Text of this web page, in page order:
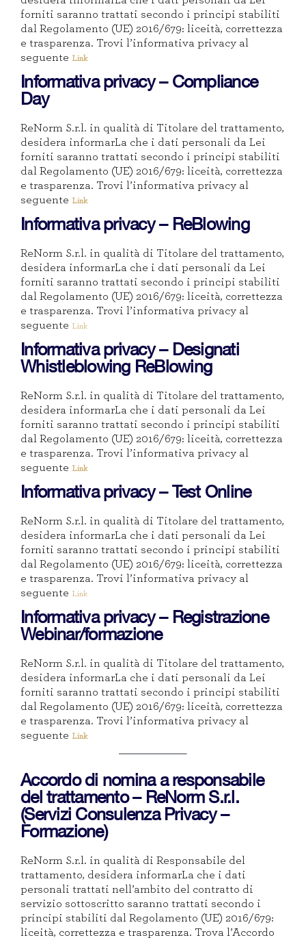
forniti saranno trattati secondo i principi stabiliti
dal Regolamento (UE) 2016/679: liceità, correttezza
e trasparenza. Trovi l’informativa privacy al
seguente Link
Informativa privacy – Compliance
Day
ReNorm S.r.l. in qualità di Titolare del trattamento,
desidera informarLa che i dati personali da Lei
forniti saranno trattati secondo i principi stabiliti
dal Regolamento (UE) 2016/679: liceità, correttezza
e trasparenza. Trovi l’informativa privacy al
seguente Link
Informativa privacy – ReBlowing
ReNorm S.r.l. in qualità di Titolare del trattamento,
desidera informarLa che i dati personali da Lei
forniti saranno trattati secondo i principi stabiliti
dal Regolamento (UE) 2016/679: liceità, correttezza
e trasparenza. Trovi l’informativa privacy al
seguente Link
Informativa privacy – Designati
Whistleblowing ReBlowing
ReNorm S.r.l. in qualità di Titolare del trattamento,
desidera informarLa che i dati personali da Lei
forniti saranno trattati secondo i principi stabiliti
dal Regolamento (UE) 2016/679: liceità, correttezza
e trasparenza. Trovi l’informativa privacy al
seguente Link
Informativa privacy – Test Online
ReNorm S.r.l. in qualità di Titolare del trattamento,
desidera informarLa che i dati personali da Lei
forniti saranno trattati secondo i principi stabiliti
dal Regolamento (UE) 2016/679: liceità, correttezza
e trasparenza. Trovi l’informativa privacy al
seguente Link
Informativa privacy – Registrazione
Webinar/formazione
ReNorm S.r.l. in qualità di Titolare del trattamento,
desidera informarLa che i dati personali da Lei
forniti saranno trattati secondo i principi stabiliti
dal Regolamento (UE) 2016/679: liceità, correttezza
e trasparenza. Trovi l’informativa privacy al
seguente Link
Accordo di nomina a responsabile
del trattamento – ReNorm S.r.l.
(Servizi Consulenza Privacy –
Formazione)
ReNorm S.r.l. in qualità di Responsabile del
trattamento, desidera informarLa che i dati
personali trattati nell’ambito del contratto di
servizio sottoscritto saranno trattati secondo i
principi stabiliti dal Regolamento (UE) 2016/679:
liceità, correttezza e trasparenza. Trova l’Accordo